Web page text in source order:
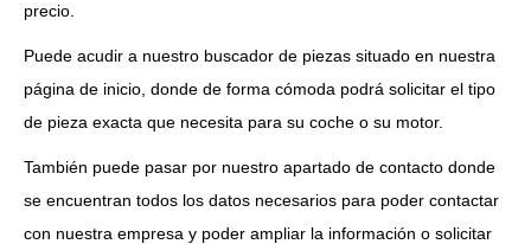
precio.
Puede acudir a nuestro buscador de piezas situado en nuestra
página de inicio, donde de forma cómoda podrá solicitar el tipo
de pieza exacta que necesita para su coche o su motor.
También puede pasar por nuestro apartado de contacto donde
se encuentran todos los datos necesarios para poder contactar
con nuestra empresa y poder ampliar la información o solicitar